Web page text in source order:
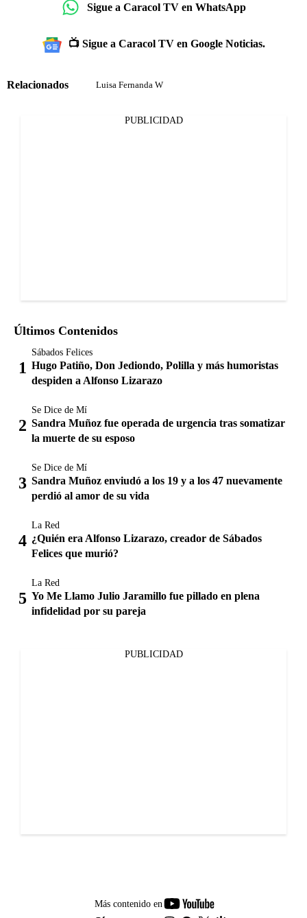
Sigue a Caracol TV en WhatsApp
📺 Sigue a Caracol TV en Google Noticias.
Relacionados Luisa Fernanda W
PUBLICIDAD
Últimos Contenidos
Sábados Felices
Hugo Patiño, Don Jediondo, Polilla y más humoristas
despiden a Alfonso Lizarazo
Se Dice de Mí
Sandra Muñoz fue operada de urgencia tras somatizar
la muerte de su esposo
Se Dice de Mí
Sandra Muñoz enviudó a los 19 y a los 47 nuevamente
perdió al amor de su vida
La Red
¿Quién era Alfonso Lizarazo, creador de Sábados
Felices que murió?
La Red
Yo Me Llamo Julio Jaramillo fue pillado en plena
infidelidad por su pareja
PUBLICIDAD
Más contenido en
youtube-